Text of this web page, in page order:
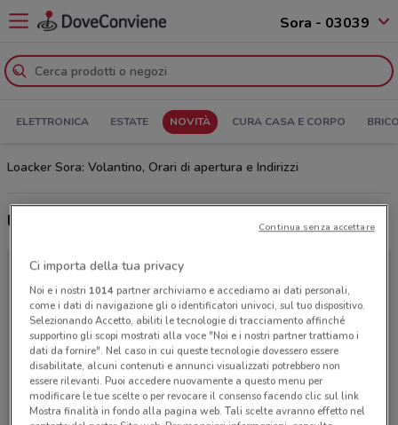
Sora - 03039
ELETTRONICA ESTATE NOVITÀ CURA CASA E CORPO
Loacker Sora: Volantino, Orari di apertura e Indirizzi
Ultime offerte del volantino Loacker
Ci importa della tua privacy
Noi e i nostri 1014partner archiviamo e accediamo ai dati personali,
come i dati di navigazione gli o identificatori univoci, sul tuo dispositivo.
Selezionando Accetto, abiliti le tecnologie di tracciamento affinché
supportino gli scopi mostrati alla voce "Noi e i nostri partner trattiamo i
dati da fornire". Nel caso in cui queste tecnologie dovessero essere
disabilitate, alcuni contenuti e annunci visualizzati potrebbero non
essere rilevanti. Puoi accedere nuovamente a questo menu per
modificare le tue scelte o per revocare il consenso facendo clic sul link
Mostra finalità in fondo alla pagina web. Tali scelte avranno effetto nel
Continua senza accettare